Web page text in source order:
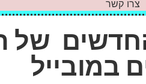
צרו קשר
של
במובייל